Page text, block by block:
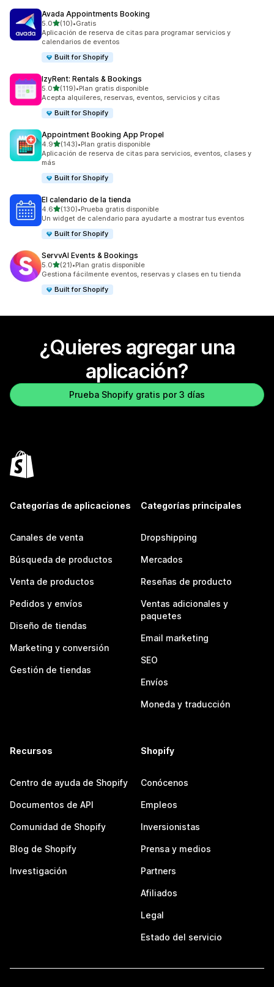
Avada Appointments Booking
5.0de 5 estrellas
(10)
10 reseñas en total
•Gratis
Aplicación de reserva de citas para programar servicios y
calendarios de eventos
Built for Shopify
IzyRent: Rentals & Bookings
5.0de 5 estrellas
(119)
119 reseñas en total
•Plan gratis disponible
Acepta alquileres, reservas, eventos, servicios y citas
Built for Shopify
Appointment Booking App Propel
4.9de 5 estrellas
(143)
143 reseñas en total
•Plan gratis disponible
Aplicación de reserva de citas para servicios, eventos, clases y
más
Built for Shopify
El calendario de la tienda
4.6de 5 estrellas
(130)
130 reseñas en total
•Prueba gratis disponible
Un widget de calendario para ayudarte a mostrar tus eventos
Built for Shopify
ServvAI Events & Bookings
5.0de 5 estrellas
(21)
21 reseñas en total
•Plan gratis disponible
Gestiona fácilmente eventos, reservas y clases en tu tienda
Built for Shopify
¿Quieres agregar una
aplicación?
Prueba Shopify gratis por 3 días
Categorías de aplicaciones
Canales de venta
Búsqueda de productos
Venta de productos
Pedidos y envíos
Diseño de tiendas
Marketing y conversión
Gestión de tiendas
Categorías principales
Dropshipping
Mercados
Reseñas de producto
Ventas adicionales y
paquetes
Email marketing
SEO
Envíos
Moneda y traducción
Recursos
Centro de ayuda de Shopify
Documentos de API
Comunidad de Shopify
Blog de Shopify
Investigación
Shopify
Conócenos
Empleos
Inversionistas
Prensa y medios
Partners
Afiliados
Legal
Estado del servicio